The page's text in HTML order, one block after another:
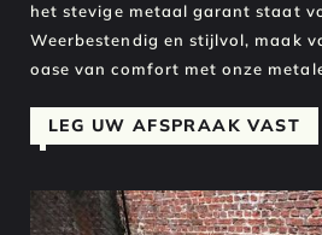
het stevige metaal garant staat
Weerbestendig en stijlvol, maak
oase van comfort met onze
LEG UW AFSPRAAK VAST